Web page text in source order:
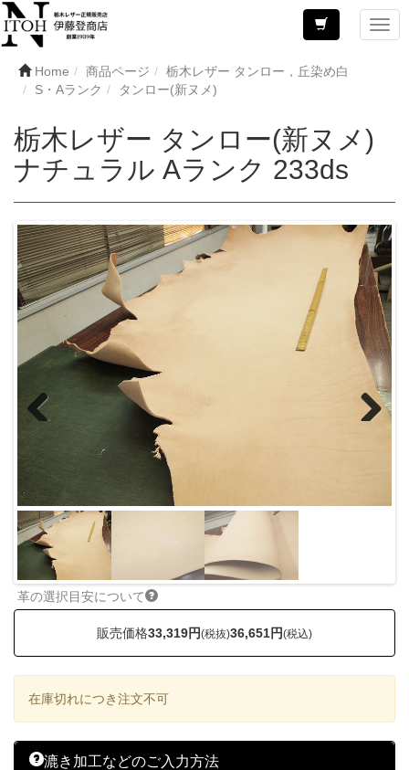
Home 商品ページ
栃木レザー タンロー，丘染め白
S・Aランク
タンロー(新ヌメ)
栃木レザー タンロー(新ヌメ)
ナチュラル Aランク 233ds
革の選択目安について
Previous
販売価格33,319円(税抜)36,651円(税込)
在庫切れにつき注文不可
漉き加工などのご入力方法